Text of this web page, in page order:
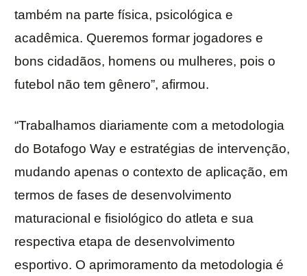
também na parte física, psicológica e
acadêmica. Queremos formar jogadores e
bons cidadãos, homens ou mulheres, pois o
futebol não tem gênero”, afirmou.
“Trabalhamos diariamente com a metodologia
do Botafogo Way e estratégias de intervenção,
mudando apenas o contexto de aplicação, em
termos de fases de desenvolvimento
maturacional e fisiológico do atleta e sua
respectiva etapa de desenvolvimento
esportivo. O aprimoramento da metodologia é